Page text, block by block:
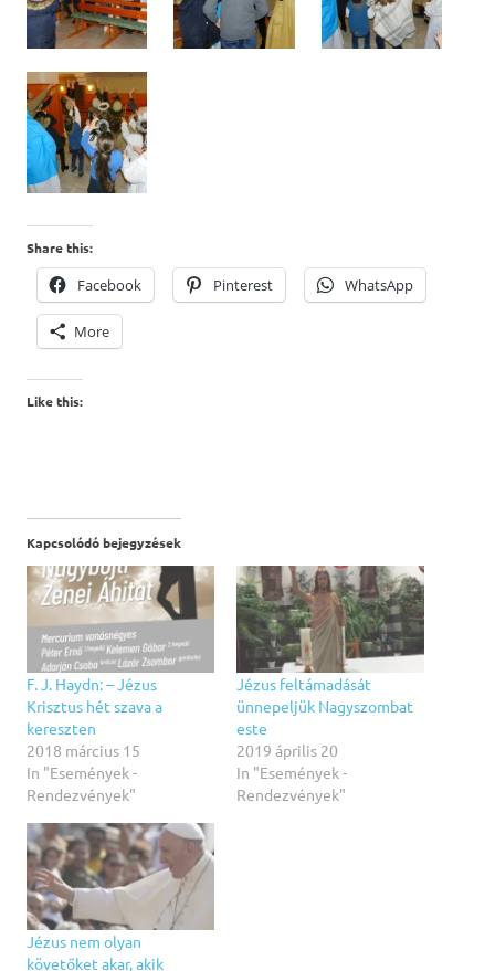
Share this:
Facebook Pinterest WhatsApp
More
Like this:
Kapcsolódó bejegyzések
F. J. Haydn: – Jézus
Krisztus hét szava a
kereszten
2018 március 15
In "Események -
Rendezvények"
Jézus feltámadását
ünnepeljük Nagyszombat
este
2019 április 20
In "Események -
Rendezvények"
Jézus nem olyan
követőket akar, akik